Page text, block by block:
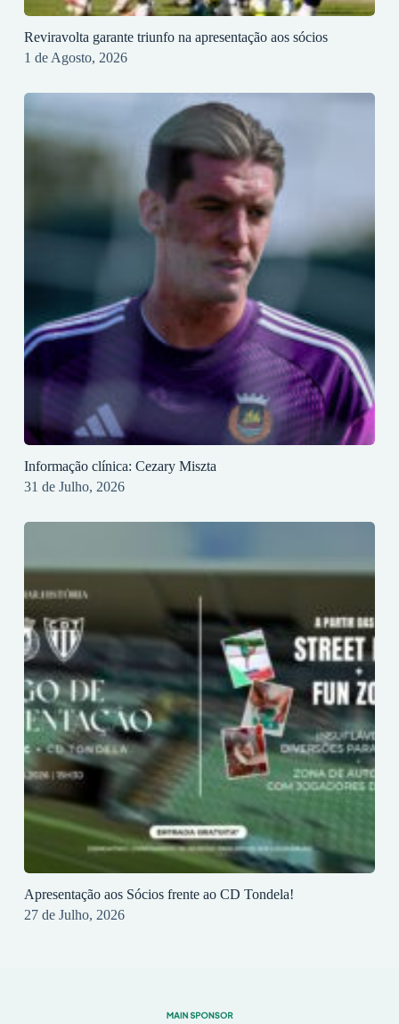
Reviravolta garante triunfo na apresentação aos sócios
1 de Agosto, 2026
Informação clínica: Cezary Miszta
31 de Julho, 2026
Apresentação aos Sócios frente ao CD Tondela!
27 de Julho, 2026